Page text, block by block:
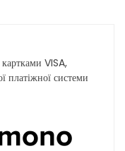
VISA,
системи